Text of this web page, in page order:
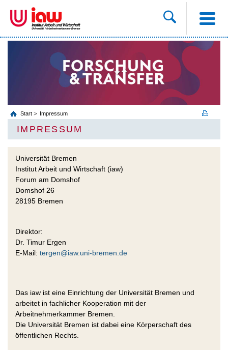
Start Impressum
IMPRESSUM
Universität Bremen
Institut Arbeit und Wirtschaft (iaw)
Forum am Domshof
Domshof 26
28195 Bremen
Direktor:
Dr. Timur Ergen
E-Mail: tergen@iaw.uni-bremen.de
Das iaw ist eine Einrichtung der Universität Bremen und
arbeitet in fachlicher Kooperation mit der
Arbeitnehmerkammer Bremen.
Die Universität Bremen ist dabei eine Körperschaft des
öffentlichen Rechts.